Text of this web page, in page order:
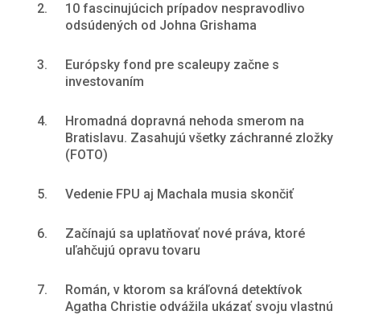
2.
10 fascinujúcich prípadov nespravodlivo
odsúdených od Johna Grishama
3.
Európsky fond pre scaleupy začne s
investovaním
4.
Hromadná dopravná nehoda smerom na
Bratislavu. Zasahujú všetky záchranné zložky
(FOTO)
5. Vedenie FPU aj Machala musia skončiť
6.
Začínajú sa uplatňovať nové práva, ktoré
uľahčujú opravu tovaru
7.
Román, v ktorom sa kráľovná detektívok
Agatha Christie odvážila ukázať svoju vlastnú